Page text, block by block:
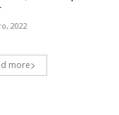
2022
more